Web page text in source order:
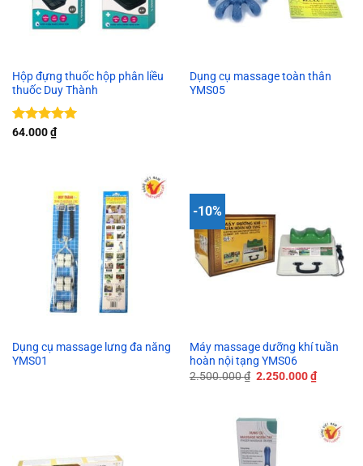
Hộp đựng thuốc hộp phân liều
thuốc Duy Thành
Được xếp
64.000₫
Dụng cụ massage toàn thân
YMS05
Dụng cụ massage lưng đa năng
YMS01
-10%
Máy massage dưỡng khí tuần
hoàn nội tạng YMS06
2.500.000₫ Giá
2.250.000₫Giá
hiện